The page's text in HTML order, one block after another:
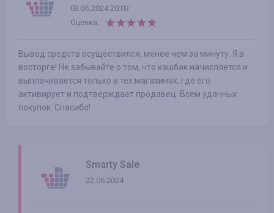
03.06.2024 20:03
Оценка:
Вывод средств осуществился, менее чем за минуту. Я в
восторге! Не забывайте о том, что кэшбэк начисляется и
выплачивается только в тех магазинах, где его
активирует и подтверждает продавец. Всем удачных
покупок. Спасибо!
Smarty Sale
22.06.2024